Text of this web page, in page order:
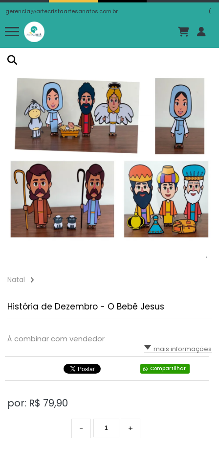
gerencia@artecristaartesanatos.com.br (
Natal
História de Dezembro - O Bebê Jesus
À combinar com vendedor
mais informações
Compartilhar
por: R$ 79,90
+
-